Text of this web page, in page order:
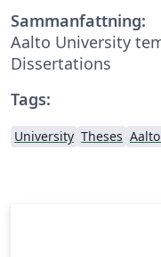
Sammanfattning:
Aalto University
Dissertations
Tags:
University Theses